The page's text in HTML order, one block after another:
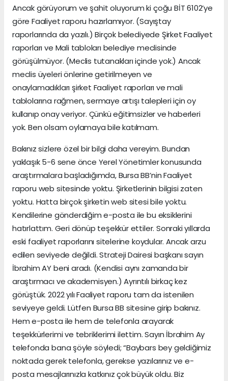
Ancak görüyorum ve şahit oluyorum ki çoğu BİT 6102’ye
göre Faaliyet raporu hazırlamıyor. (Sayıştay
raporlarında da yazılı.) Birçok belediyede Şirket Faaliyet
raporları ve Mali tabloları belediye meclisinde
görüşülmüyor. (Meclis tutanakları içinde yok.) Ancak
meclis üyeleri önlerine getirilmeyen ve
onaylamadıkları şirket Faaliyet raporları ve mali
tablolarına rağmen, sermaye artışı talepleri için oy
kullanıp onay veriyor. Çünkü eğitimsizler ve haberleri
yok. Ben olsam oylamaya bile katılmam.
Bakınız sizlere özel bir bilgi daha vereyim. Bundan
yaklaşık 5-6 sene önce Yerel Yönetimler konusunda
araştırmalara başladığımda, Bursa BB’nin Faaliyet
raporu web sitesinde yoktu. Şirketlerinin bilgisi zaten
yoktu. Hatta birçok şirketin web sitesi bile yoktu.
Kendilerine gönderdiğim e-posta ile bu eksiklerini
hatırlattım. Geri dönüp teşekkür ettiler. Sonraki yıllarda
eski faaliyet raporlarını sitelerine koydular. Ancak arzu
edilen seviyede değildi. Strateji Dairesi başkanı sayın
İbrahim AY beni aradı. (Kendisi aynı zamanda bir
araştırmacı ve akademisyen.) Ayrıntılı birkaç kez
görüştük. 2022 yılı Faaliyet raporu tam da istenilen
seviyeye geldi. Lütfen Bursa BB sitesine girip bakınız.
Hem e-posta ile hem de telefonla arayarak
teşekkürlerimi ve tebriklerimi ilettim. Sayın İbrahim Ay
telefonda bana şöyle söyledi; “Baybars bey geldiğimiz
noktada gerek telefonla, gerekse yazılarınız ve e-
posta mesajlarınızla katkınız çok büyük oldu. Biz